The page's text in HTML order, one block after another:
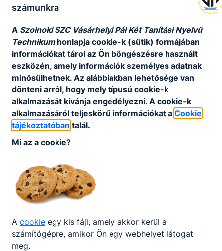
🔍PARTNERSZERVEZET
KERESÉS
Település (város) alapján
Tevékenységi területek
alapján
számunkra
A Szolnoki SZC Vásárhelyi Pál Két Tanítási Nyelvű
Technikumhonlapja cookie-k (sütik) formájában
információkat tárol az Ön böngészésre használt
eszközén, amely információk személyes adatnak
minősülhetnek. Az alábbiakban lehetősége van
dönteni arról, hogy mely típusú cookie-k
alkalmazását kívánja engedélyezni. A cookie-k
alkalmazásáról teljeskörű információkat a Cookie
tájékoztatóban talál.
Mi az a cookie?
A cookie egy kis fájl, amely akkor kerül a
számítógépre, amikor Ön egy webhelyet látogat
meg.